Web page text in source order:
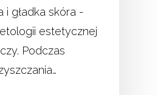
i gładka skóra -
estetycznej
Podczas